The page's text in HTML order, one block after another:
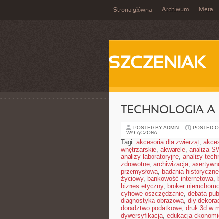
Strona główna Archiwum Meta
SZCZENIAK
TECHNOLOGIA A
POSTED BY ADMIN POSTED
WYŁĄCZONA
Tagi: akcesoria dla zwierząt,
wnętrzarskie, akwarele, analiza
analizy laboratoryjne, analizy
zdrowotne, archiwizacja,
przemysłowa, badania historyczne
życiowy, bankowość internetowa,
biznes etyczny, broker
cyfrowe oszczędzanie, debata
diagnostyka obrazowa, diy
doradztwo podatkowe, druk 3d w
dywersyfikacja, edukacja